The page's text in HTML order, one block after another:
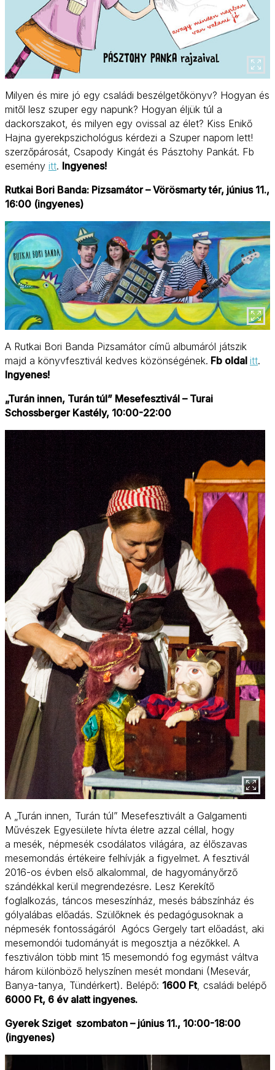
Milyen és mire jó egy családi beszélgetőkönyv? Hogyan és
mitől lesz szuper egy napunk? Hogyan éljük túl a
dackorszakot, és milyen egy ovissal az élet? Kiss Enikő
Hajna gyerekpszichológus kérdezi a Szuper napom lett!
szerzőpárosát, Csapody Kingát és Pásztohy Pankát. Fb
esemény itt. Ingyenes!
Rutkai Bori Banda: Pizsamátor – Vörösmarty tér, június 11.,
16:00 (ingyenes)
A Rutkai Bori Banda Pizsamátor című albumáról játszik
majd a könyvfesztivál kedves közönségének. Fb oldal itt.
Ingyenes!
„Turán innen, Turán túl” Mesefesztivál – Turai
Schossberger Kastély, 10:00-22:00
A „Turán innen, Turán túl” Mesefesztivált a Galgamenti
Művészek Egyesülete hívta életre azzal céllal, hogy
a mesék, népmesék csodálatos világára, az élőszavas
mesemondás értékeire felhívják a figyelmet. A fesztivál
2016-os évben első alkalommal, de hagyományőrző
szándékkal kerül megrendezésre. Lesz Kerekítő
foglalkozás, táncos meseszínház, mesés bábszínház és
gólyalábas előadás. Szülőknek és pedagógusoknak a
népmesék fontosságáról Agócs Gergely tart előadást, aki
mesemondói tudományát is megosztja a nézőkkel. A
fesztiválon több mint 15 mesemondó fog egymást váltva
három különböző helyszínen mesét mondani (Mesevár,
Banya-tanya, Tündérkert). Belépő: 1600 Ft, családi belépő
6000 Ft, 6 év alatt ingyenes.
Gyerek Sziget szombaton – június 11., 10:00-18:00
(ingyenes)